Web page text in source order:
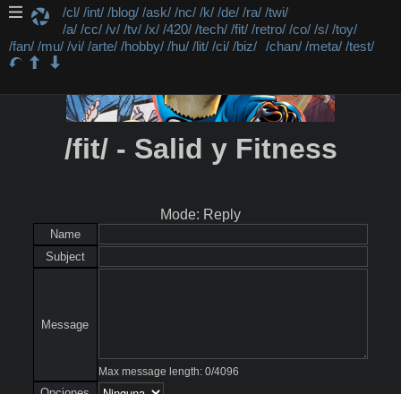
/cl/ /int/ /blog/ /ask/ /nc/ /k/ /de/ /ra/ /twi/
/a/ /cc/ /v/ /tv/ /x/ /420/ /tech/ /fit/ /retro/ /co/ /s/ /toy/
/fan/ /mu/ /vi/ /arte/ /hobby/ /hu/ /lit/ /ci/ /biz/ /chan/ /meta/ /test/
/fit/ - Salid y Fitness
Mode: Reply
Name
Subject
Message
Max message length: 0/4096